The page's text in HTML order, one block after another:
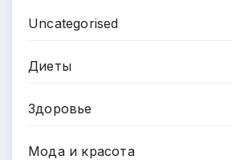
Uncategorised
Диеты
Здоровье
Мода и красота